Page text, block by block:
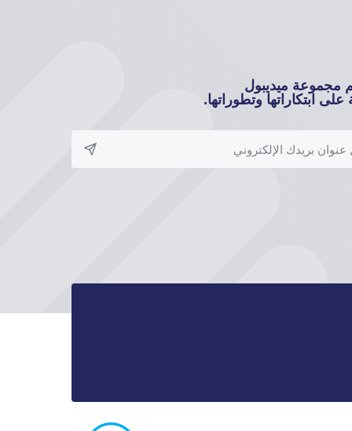
مجموعة ميديبول
ابتكاراتها وتطوراتها.